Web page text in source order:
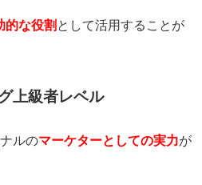
的な役割 として活用することが
上級者レベル
ルのマーケターとしての実力が